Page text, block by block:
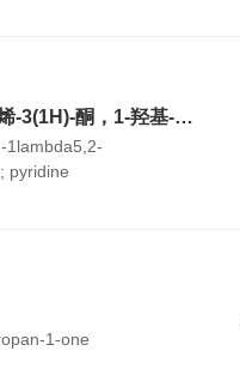
1,2-苯并碘杂环戊烯-3(1H)-酮，1-羟基-，1-氧化物，与吡啶的化合物
1lambda5,2-
pyridine
1-one